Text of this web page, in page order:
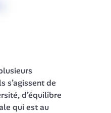
s’agissent de
d’équilibre
qui est au